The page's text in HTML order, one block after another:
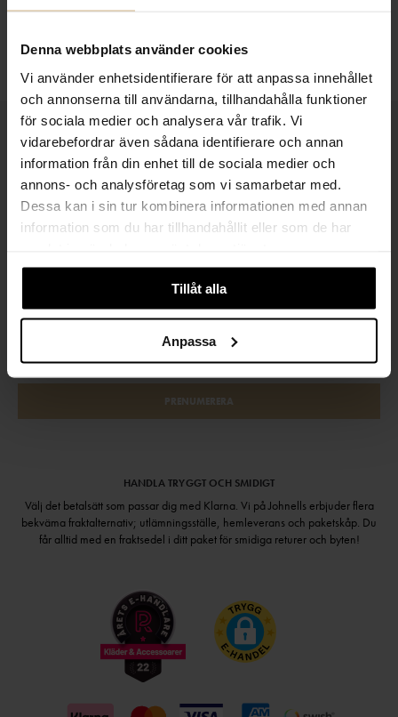
Denna webbplats använder cookies
Vi använder enhetsidentifierare för att anpassa innehållet
och annonserna till användarna, tillhandahålla funktioner
för sociala medier och analysera vår trafik. Vi
vidarebefordrar även sådana identifierare och annan
information från din enhet till de sociala medier och
annons- och analysföretag som vi samarbetar med.
Dessa kan i sin tur kombinera informationen med annan
information som du har tillhandahållit eller som de har
Tillåt alla
Anpassa
1-3 VARDAGARS LEVERANS
FRI FRAKT FRÅN 999 KR
SAMLA BONUS I KUNDKLUBBEN
Håll dig uppdaterad
PRENUMERERA PÅ VÅRT NYHETSBREV
Kvinna Man
PRENUMERERA
HANDLA TRYGGT OCH SMIDIGT
Välj det betalsätt som passar dig med Klarna. Vi på Johnells erbjuder flera
bekväma fraktalternativ; utlämningsställe, hemleverans och paketskåp. Du
får alltid med en fraktsedel i ditt paket för smidiga returer och byten!